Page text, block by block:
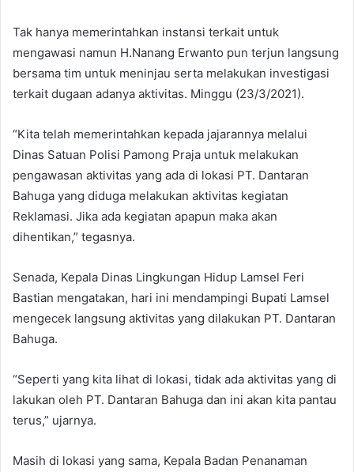
Tak hanya memerintahkan instansi terkait untuk
mengawasi namun H.Nanang Erwanto pun terjun langsung
bersama tim untuk meninjau serta melakukan investigasi
terkait dugaan adanya aktivitas. Minggu (23/3/2021).
“Kita telah memerintahkan kepada jajarannya melalui
Dinas Satuan Polisi Pamong Praja untuk melakukan
pengawasan aktivitas yang ada di lokasi PT. Dantaran
Bahuga yang diduga melakukan aktivitas kegiatan
Reklamasi. Jika ada kegiatan apapun maka akan
dihentikan,” tegasnya.
Senada, Kepala Dinas Lingkungan Hidup Lamsel Feri
Bastian mengatakan, hari ini mendampingi Bupati Lamsel
mengecek langsung aktivitas yang dilakukan PT. Dantaran
Bahuga.
“Seperti yang kita lihat di lokasi, tidak ada aktivitas yang di
lakukan oleh PT. Dantaran Bahuga dan ini akan kita pantau
terus,” ujarnya.
Masih di lokasi yang sama, Kepala Badan Penanaman